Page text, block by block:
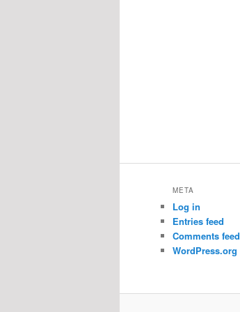
META
Log in
Entries feed
Comments feed
WordPress.org